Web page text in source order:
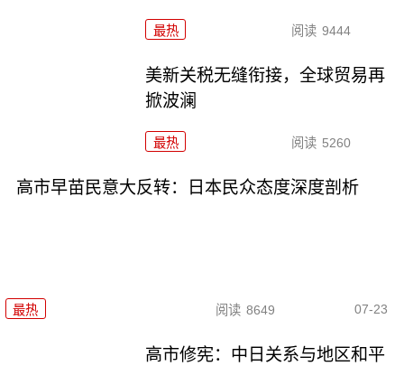
最热 阅读 9444
美新关税无缝衔接，全球贸易再
掀波澜
最热 阅读 5260
高市早苗民意大反转：日本民众态度深度剖析
最热 阅读 8649 07-23
高市修宪：中日关系与地区和平